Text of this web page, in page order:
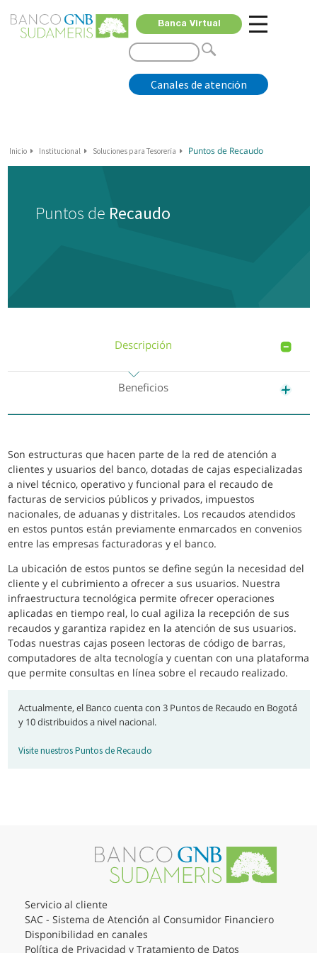
Canales de atención
Banca Virtual
Inicio Institucional Soluciones para Tesorería Puntos de Recaudo
Puntos de Recaudo
Descripción
Beneficios
Son estructuras que hacen parte de la red de atención a
clientes y usuarios del banco, dotadas de cajas especializadas
a nivel técnico, operativo y funcional para el recaudo de
facturas de servicios públicos y privados, impuestos
nacionales, de aduanas y distritales. Los recaudos atendidos
en estos puntos están previamente enmarcados en convenios
entre las empresas facturadoras y el banco.
La ubicación de estos puntos se define según la necesidad del
cliente y el cubrimiento a ofrecer a sus usuarios. Nuestra
infraestructura tecnológica permite ofrecer operaciones
aplicadas en tiempo real, lo cual agiliza la recepción de sus
recaudos y garantiza rapidez en la atención de sus usuarios.
Todas nuestras cajas poseen lectoras de código de barras,
computadores de alta tecnología y cuentan con una plataforma
que permite consultas en línea sobre el recaudo realizado.
Actualmente, el Banco cuenta con 3 Puntos de Recaudo en Bogotá
y 10 distribuidos a nivel nacional.
Visite nuestros Puntos de Recaudo
Servicio al cliente
SAC - Sistema de Atención al Consumidor Financiero
Disponibilidad en canales
Política de Privacidad y Tratamiento de Datos